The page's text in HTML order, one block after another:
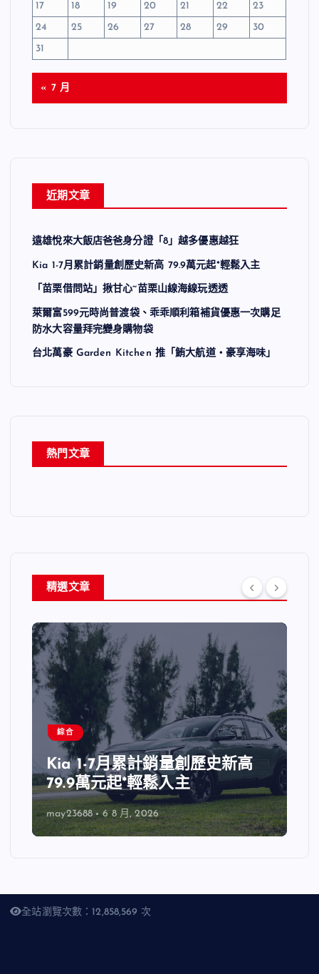
17
18 19 20 21 22
23
24
25 26 27 28 29
30
31
« 7 月
近期文章
遠雄悅來大飯店爸爸身分證「8」越多優惠越狂
Kia 1-7月累計銷量創歷史新高 79.9萬元起*輕鬆入主
「苗栗借問站」揪甘心~苗栗山線海線玩透透
萊爾富599元時尚普渡袋、乖乖順利箱補貨優惠一次購足
防水大容量拜完變身購物袋
台北萬豪 Garden Kitchen 推「鮪大航道・豪享海味」
熱門文章
精選文章
綜合
Kia 1-7月累計銷量創歷史新高
79.9萬元起*輕鬆入主
may23688 6 8 月, 2026
全站瀏覽次數：12,858,569 次